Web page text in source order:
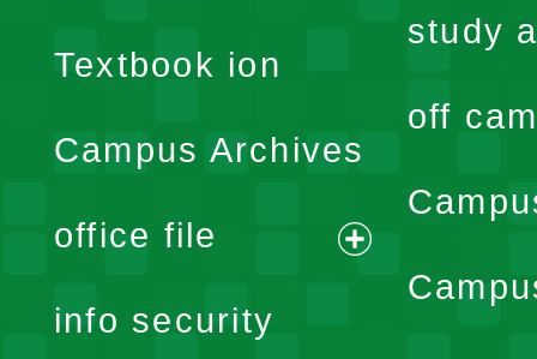
menu
Textbook ion
Campus Archives
office file
expand
info security
study
off